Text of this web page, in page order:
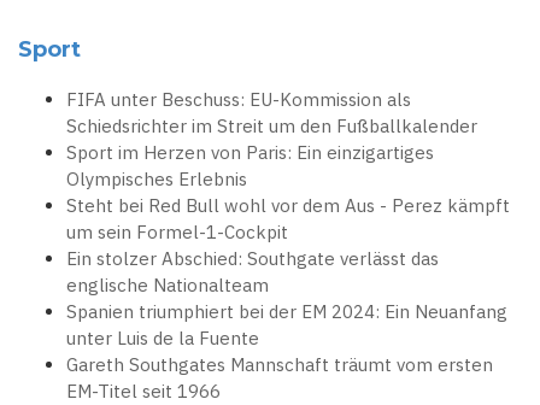
Sport
FIFA unter Beschuss: EU-Kommission als
Schiedsrichter im Streit um den Fußballkalender
Sport im Herzen von Paris: Ein einzigartiges
Olympisches Erlebnis
Steht bei Red Bull wohl vor dem Aus - Perez kämpft
um sein Formel-1-Cockpit
Ein stolzer Abschied: Southgate verlässt das
englische Nationalteam
Spanien triumphiert bei der EM 2024: Ein Neuanfang
unter Luis de la Fuente
Gareth Southgates Mannschaft träumt vom ersten
EM-Titel seit 1966